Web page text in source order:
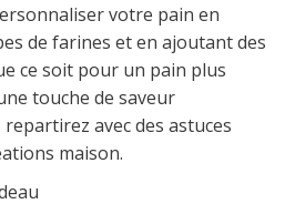
votre pain en
de farines et en ajoutant des
ce soit pour un pain plus
touche de saveur
avec des astuces
maison.